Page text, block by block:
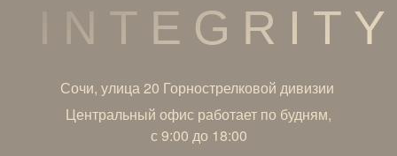
INTEGRITY
Центральный офис работает по будням,
с 9:00 до 18:00
Сочи, улица 20 Горнострелковой дивизии